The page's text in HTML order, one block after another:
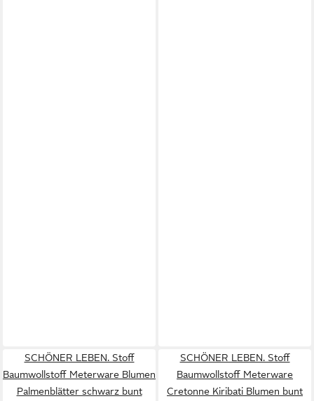
SCHÖNER LEBEN. Stoff
Baumwollstoff Meterware Blumen
Palmenblätter schwarz bunt
SCHÖNER LEBEN. Stoff
Baumwollstoff Meterware
Cretonne Kiribati Blumen bunt